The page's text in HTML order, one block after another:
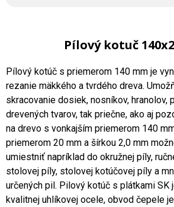
Pílový kotuč
Pílový kotúč s priemerom 140 mm je
rezanie mäkkého a tvrdého dreva.
skracovanie dosiek, nosníkov, hranolov,
drevených tvarov, tak priečne, ako aj
na drevo s vonkajším priemerom 140
priemerom 20 mm a šírkou 2,0 mm
umiestniť napríklad do okružnej píly,
stolovej píly, stolovej kotúčovej píly a
určených pil. Pilový kotúč s plátkami
kvalitnej uhlíkovej ocele, obvod čepele